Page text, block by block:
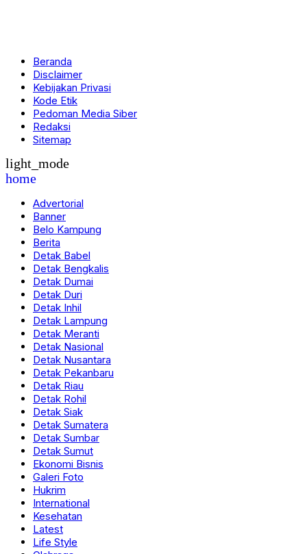
Beranda
Disclaimer
Kebijakan Privasi
Kode Etik
Pedoman Media Siber
Redaksi
Sitemap
light_mode
home
Advertorial
Banner
Belo Kampung
Berita
Detak Babel
Detak Bengkalis
Detak Dumai
Detak Duri
Detak Inhil
Detak Lampung
Detak Meranti
Detak Nasional
Detak Nusantara
Detak Pekanbaru
Detak Riau
Detak Rohil
Detak Siak
Detak Sumatera
Detak Sumbar
Detak Sumut
Ekonomi Bisnis
Galeri Foto
Hukrim
International
Kesehatan
Latest
Life Style